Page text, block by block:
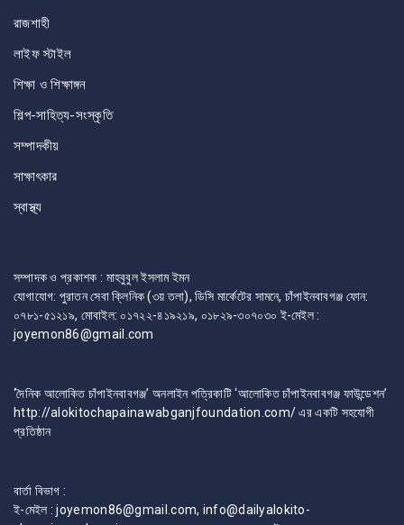
রাজশাহী
লাইফ স্টাইল
শিক্ষা ও শিক্ষাঙ্গন
শিল্প-সাহিত্য-সংস্কৃতি
সম্পাদকীয়
সাক্ষাৎকার
স্বাস্থ্য
সম্পাদক ও প্রকাশক : মাহবুবুল ইসলাম ইমন
যোগাযোগ: পুরাতন সেবা ক্লিনিক (৩য় তলা), ডিসি মার্কেটের সামনে, চাঁপাইনবাবগঞ্জ ফোন:
০৭৮১-৫১২১৯, মোবাইল: ০১৭২২-৪১৯২১৯, ০১৮২৯-৩০৭০৩০ ই-মেইল :
joyemon86@gmail.com
‘দৈনিক আলোকিত চাঁপাইনবাবগঞ্জ’ অনলাইন পত্রিকাটি ‘আলোকিত চাঁপাইনবাবগঞ্জ ফাউন্ডেশন’
http://alokitochapainawabganjfoundation.com/ এর একটি সহযোগী
প্রতিষ্ঠান
বার্তা বিভাগ :
ই-মেইল : joyemon86@gmail.com, info@dailyalokito-